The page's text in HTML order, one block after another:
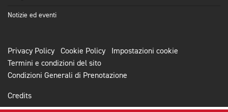
Notizie ed eventi
Privacy Policy Cookie Policy
Impostazioni cookie
Termini e condizioni del sito
Condizioni Generali di Prenotazione
Credits